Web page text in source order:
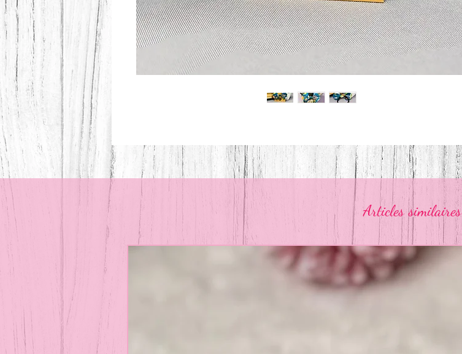
Articles similaires